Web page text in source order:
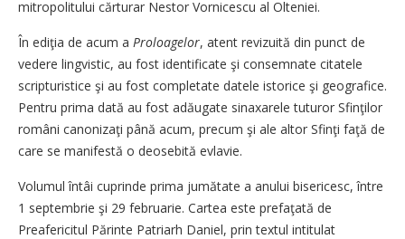
mitropolitului cărturar Nestor Vornicescu al Olteniei.
În ediţia de acum a Proloagelor, atent revizuită din punct de
vedere lingvistic, au fost identificate şi consemnate citatele
scripturistice şi au fost completate datele istorice şi geografice.
Pentru prima dată au fost adăugate sinaxarele tuturor Sfinţilor
români canonizaţi până acum, precum şi ale altor Sfinţi faţă de
care se manifestă o deosebită evlavie.
Volumul întâi cuprinde prima jumătate a anului bisericesc, între
1 septembrie şi 29 februarie. Cartea este prefaţată de
Preafericitul Părinte Patriarh Daniel, prin textul intitulat